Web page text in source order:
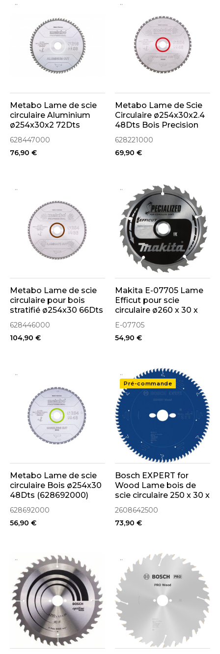
..
Metabo Lame de scie
circulaire Aluminium
ø254x30x2 72Dts
«ALUMINIUM CUT»
(628447000)
628447000
76,90 €
..
Metabo Lame de Scie
Circulaire ø254x30x2.4
48Dts Bois Precision
Cut Professional
(628221000)
628221000
69,90 €
..
Metabo Lame de scie
circulaire pour bois
stratifié ø254x30 66Dts
"Laminate Cute"
(628446000)
628446000
104,90 €
..
Makita E-07705 Lame
Efficut pour scie
circulaire ø260 x 30 x
24Dts pour le bois
E-07705
54,90 €
..
Metabo Lame de scie
circulaire Bois ø254x30
48Dts (628692000)
628692000
56,90 €
..
Pré-commande
Bosch EXPERT for
Wood Lame bois de
scie circulaire 250 x 30 x
2,5 mm 80Dts
(2608642500)
2608642500
73,90 €
.. ..